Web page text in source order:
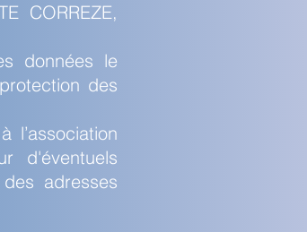
CORREZE,
données le
des
l’association
d'éventuels
adresses